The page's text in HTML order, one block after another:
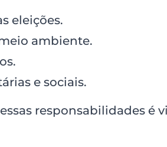
eleições.
ambiente.
e sociais.
responsabilidades é